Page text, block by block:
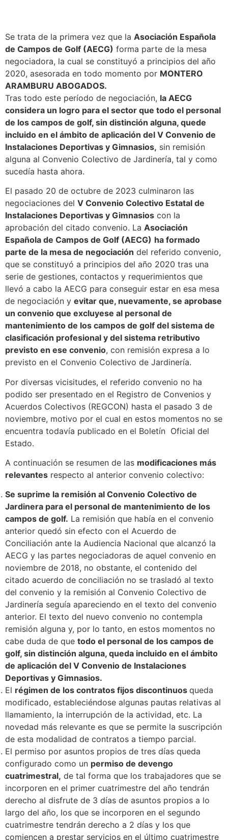
Se trata de la primera vez que la Asociación Española
de Campos de Golf (AECG) forma parte de la mesa
negociadora, la cual se constituyó a principios del año
2020, asesorada en todo momento por MONTERO
ARAMBURU ABOGADOS.
Tras todo este período de negociación, la AECG
considera un logro para el sector que todo el personal
de los campos de golf, sin distinción alguna, quede
incluido en el ámbito de aplicación del V Convenio de
Instalaciones Deportivas y Gimnasios, sin remisión
alguna al Convenio Colectivo de Jardinería, tal y como
sucedía hasta ahora.
El pasado 20 de octubre de 2023 culminaron las
negociaciones del V Convenio Colectivo Estatal de
Instalaciones Deportivas y Gimnasios con la
aprobación del citado convenio. La Asociación
Española de Campos de Golf (AECG) ha formado
parte de la mesa de negociación del referido convenio,
que se constituyó a principios del año 2020 tras una
serie de gestiones, contactos y requerimientos que
llevó a cabo la AECG para conseguir estar en esa mesa
de negociación y evitar que, nuevamente, se aprobase
un convenio que excluyese al personal de
mantenimiento de los campos de golf del sistema de
clasificación profesional y del sistema retributivo
previsto en ese convenio, con remisión expresa a lo
previsto en el Convenio Colectivo de Jardinería.
Por diversas vicisitudes, el referido convenio no ha
podido ser presentado en el Registro de Convenios y
Acuerdos Colectivos (REGCON) hasta el pasado 3 de
noviembre, motivo por el cual en estos momentos no se
encuentra todavía publicado en el Boletín Oficial del
Estado.
A continuación se resumen de las modificaciones más
relevantes respecto al anterior convenio colectivo:
Se suprime la remisión al Convenio Colectivo de
Jardinera para el personal de mantenimiento de los
campos de golf. La remisión que había en el convenio
anterior quedó sin efecto con el Acuerdo de
Conciliación ante la Audiencia Nacional que alcanzó la
AECG y las partes negociadoras de aquel convenio en
noviembre de 2018, no obstante, el contenido del
citado acuerdo de conciliación no se trasladó al texto
del convenio y la remisión al Convenio Colectivo de
Jardinería seguía apareciendo en el texto del convenio
anterior. El texto del nuevo convenio no contempla
remisión alguna y, por lo tanto, en estos momentos no
cabe duda de que todo el personal de los campos de
golf, sin distinción alguna, queda incluido en el ámbito
de aplicación del V Convenio de Instalaciones
Deportivas y Gimnasios.
El régimen de los contratos fijos discontinuos queda
modificado, estableciéndose algunas pautas relativas al
llamamiento, la interrupción de la actividad, etc. La
novedad más relevante es que se permite la suscripción
de esta modalidad de contratos a tiempo parcial.
El permiso por asuntos propios de tres días queda
configurado como un permiso de devengo
cuatrimestral, de tal forma que los trabajadores que se
incorporen en el primer cuatrimestre del año tendrán
derecho al disfrute de 3 días de asuntos propios a lo
largo del año, los que se incorporen en el segundo
cuatrimestre tendrán derecho a 2 días y los que
comiencen a prestar servicios en el último cuatrimestre